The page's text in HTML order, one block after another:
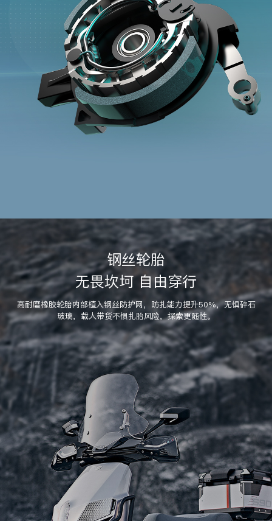
钢丝轮胎
无畏坎坷 自由穿行
高耐磨橡胶轮胎内部植入钢丝防护网，防扎能力提升50%，无惧碎石
玻璃，载人带货不惧扎胎风险，探索更随性。